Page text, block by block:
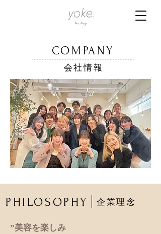
COMPANY
会社情報
PHILOSOPHY 企業理念
​”美容を楽しみ